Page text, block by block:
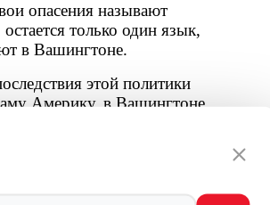
опасения называют
только один язык,
в Вашингтоне.
этой политики
Америку, в Вашингтоне
витает в его словах, становится